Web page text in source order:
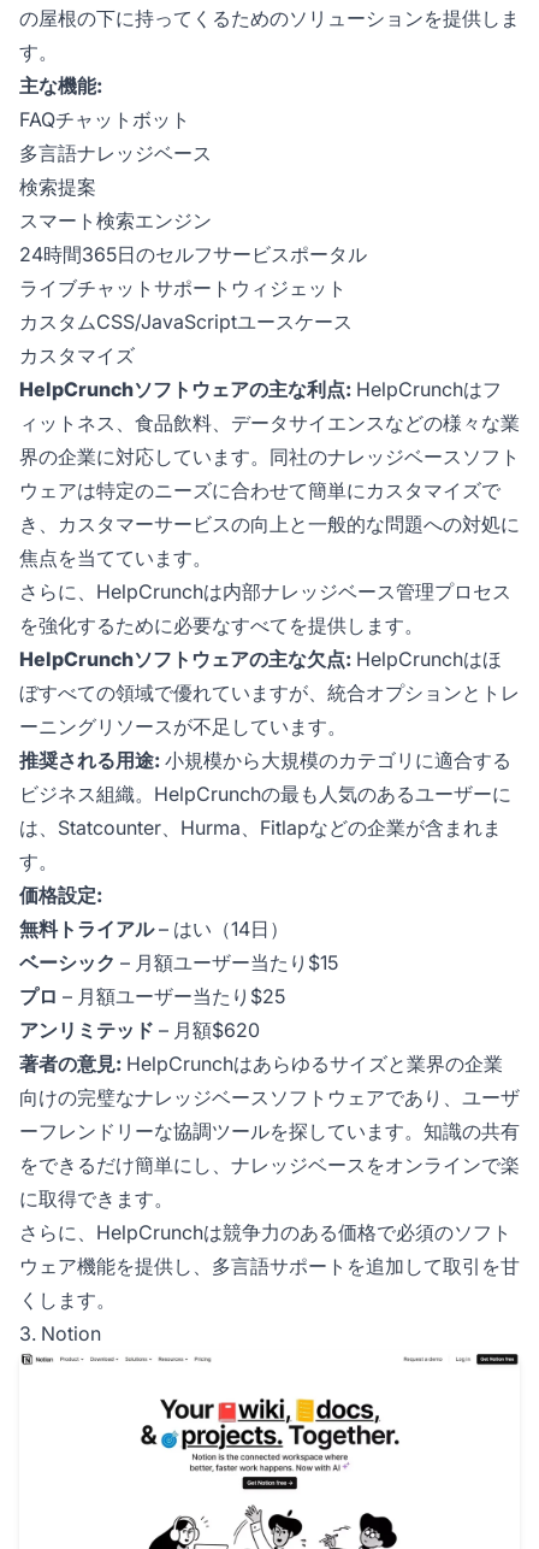
の屋根の下に持ってくるためのソリューションを提供しま
す。
主な機能:
FAQチャットボット
多言語ナレッジベース
検索提案
スマート検索エンジン
24時間365日のセルフサービスポータル
ライブチャットサポートウィジェット
カスタムCSS/JavaScriptユースケース
カスタマイズ
HelpCrunchソフトウェアの主な利点: HelpCrunchはフ
ィットネス、食品飲料、データサイエンスなどの様々な業
界の企業に対応しています。同社のナレッジベースソフト
ウェアは特定のニーズに合わせて簡単にカスタマイズで
き、カスタマーサービスの向上と一般的な問題への対処に
焦点を当てています。
さらに、HelpCrunchは内部ナレッジベース管理プロセス
を強化するために必要なすべてを提供します。
HelpCrunchソフトウェアの主な欠点: HelpCrunchはほ
ぼすべての領域で優れていますが、統合オプションとトレ
ーニングリソースが不足しています。
推奨される用途: 小規模から大規模のカテゴリに適合する
ビジネス組織。HelpCrunchの最も人気のあるユーザーに
は、Statcounter、Hurma、Fitlapなどの企業が含まれま
す。
価格設定:
無料トライアル– はい（14日）
ベーシック – 月額ユーザー当たり$15
プロ – 月額ユーザー当たり$25
アンリミテッド – 月額$620
著者の意見: HelpCrunchはあらゆるサイズと業界の企業
向けの完璧なナレッジベースソフトウェアであり、ユーザ
ーフレンドリーな協調ツールを探しています。知識の共有
をできるだけ簡単にし、ナレッジベースをオンラインで楽
に取得できます。
さらに、HelpCrunchは競争力のある価格で必須のソフト
ウェア機能を提供し、多言語サポートを追加して取引を甘
くします。
3. Notion